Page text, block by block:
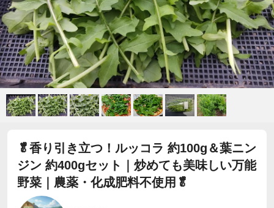
🥬香り引き立つ！ルッコラ 約100g＆葉ニン
ジン 約400gセット｜炒めても美味しい万能
野菜｜農薬・化成肥料不使用🥬